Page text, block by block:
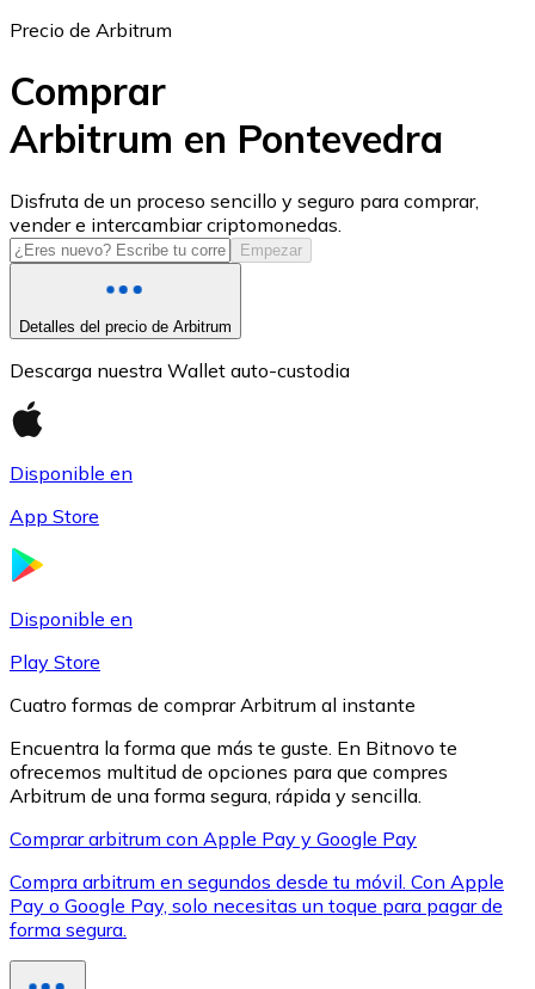
USD Coin
USDC
XRP
XRP
Precio de Arbitrum
Comprar
Arbitrum en Pontevedra
Disfruta de un proceso sencillo y seguro para comprar,
vender e intercambiar criptomonedas.
Empezar
Detalles del precio de Arbitrum
Descarga nuestra Wallet auto-custodia
Disponible en
App Store
Disponible en
Play Store
Cuatro formas de comprar Arbitrum al instante
Encuentra la forma que más te guste. En Bitnovo te
ofrecemos multitud de opciones para que compres
Arbitrum de una forma segura, rápida y sencilla.
Comprar arbitrum con Apple Pay y Google Pay
Compra arbitrum en segundos desde tu móvil. Con Apple
Pay o Google Pay, solo necesitas un toque para pagar de
forma segura.